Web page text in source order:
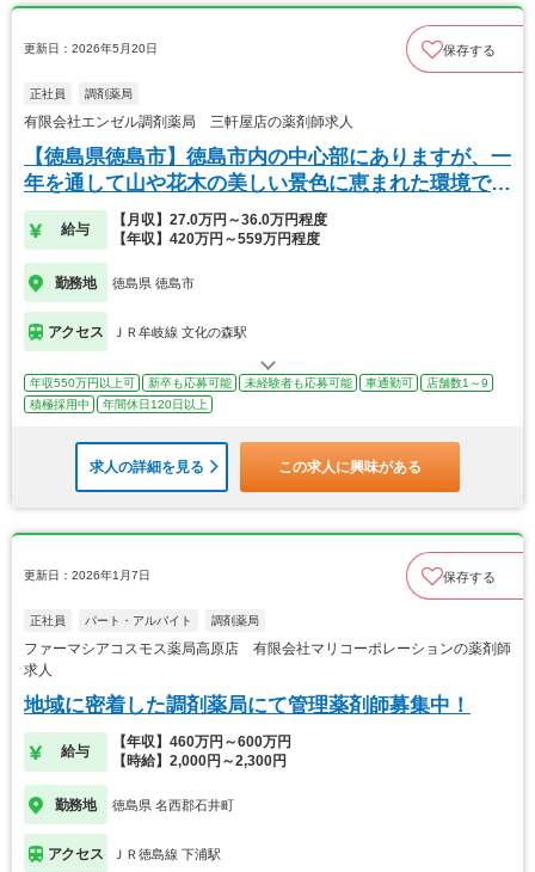
更新日：2026年5月20日 保存する
正社員 調剤薬局
有限会社エンゼル調剤薬局 三軒屋店の薬剤師求人
【徳島県徳島市】徳島市内の中心部にありますが、一
年を通して山や花木の美しい景色に恵まれた環境で
す。
給与
【月収】27.0万円～36.0万円程度
【年収】420万円～559万円程度
勤務地 徳島県 徳島市
アクセス ＪＲ牟岐線 文化の森駅
年収550万円以上可 新卒も応募可能 未経験者も応募可能 車通勤可
店舗数1～9
積極採用中
年間休日120日以上
求人の詳細を見る この求人に興味がある
更新日：2026年1月7日 保存する
正社員 パート・アルバイト 調剤薬局
ファーマシアコスモス薬局高原店 有限会社マリコーポレーションの薬剤師
求人
地域に密着した調剤薬局にて管理薬剤師募集中！
給与
【年収】460万円～600万円
【時給】2,000円～2,300円
勤務地 徳島県 名西郡石井町
アクセス ＪＲ徳島線 下浦駅